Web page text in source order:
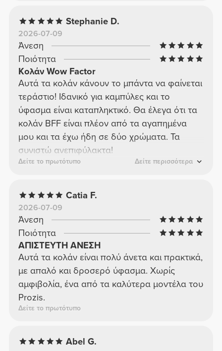
Stephanie D.
2026-07-09
Άνεση
Ποιότητα
Κολάν Wow Factor
Αυτά τα κολάν κάνουν το μπάντα να φαίνεται
τεράστιο! Ιδανικό για καμπύλες και το
ύφασμα είναι καταπληκτικό. Θα έλεγα ότι τα
κολάν BFF είναι πλέον από τα αγαπημένα
μου και τα έχω ήδη σε δύο χρώματα. Τα
συνιστώ ανεπιφύλακτα!
Δείτε το πρωτότυπο Δείτε περισσότερα
Catia F.
2026-07-09
Άνεση
Ποιότητα
ΑΠΙΣΤΕΥΤΗ ΑΝΕΣΗ
Αυτά τα κολάν είναι πολύ άνετα και πρακτικά,
με απαλό και δροσερό ύφασμα. Χωρίς
αμφιβολία, ένα από τα καλύτερα μοντέλα του
Prozis.
Δείτε το πρωτότυπο
Abel G.